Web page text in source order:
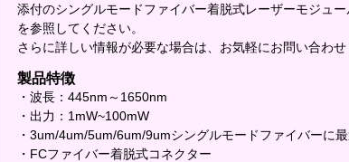
添付のシングルモードファイバー着脱式レーザーモジュ
を参照してください。
さらに詳しい情報が必要な場合は、お気軽にお問い合わ
製品特徴
・波長：445nm～1650nm
・出力：1mW~100mW
・3um/4um/5um/6um/9umシングルモードファイバーに
・FCファイバー着脱式コネクター